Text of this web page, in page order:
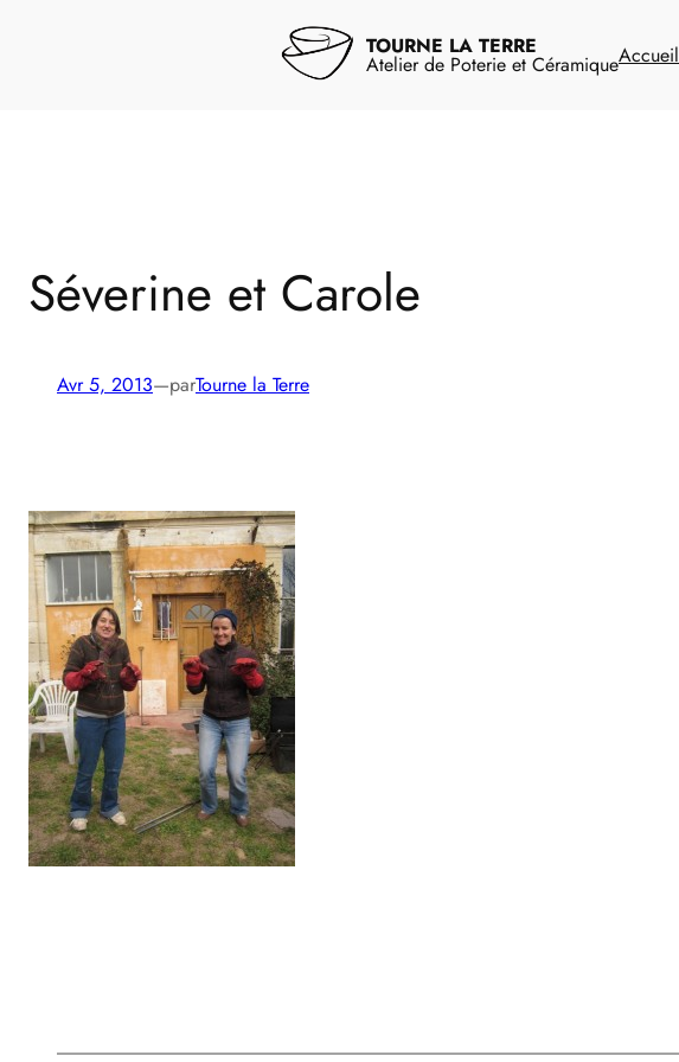
TOURNE LA TERRE
Atelier de Poterie et CéramiqueAccueil
Séverine et Carole
Avr 5, 2013—parTourne la Terre